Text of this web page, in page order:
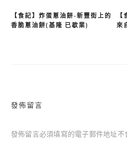
文
【食記】炸蛋蔥油餅-新豐街上的
香脆蔥油餅(基隆 已歇業)
來
發佈留言
發佈留言必須填寫的電子郵件地址不